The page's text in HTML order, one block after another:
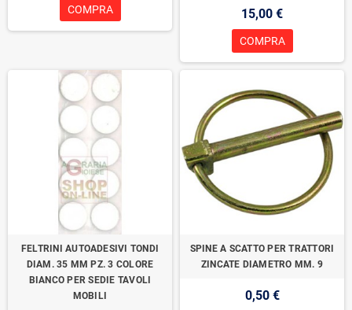
COMPRA 15,00 €
COMPRA
FELTRINI AUTOADESIVI TONDI
DIAM. 35 MM PZ. 3 COLORE
BIANCO PER SEDIE TAVOLI
MOBILI
SPINE A SCATTO PER TRATTORI
ZINCATE DIAMETRO MM. 9
0,50 €